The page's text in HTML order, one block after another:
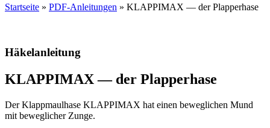
Startseite » PDF-Anleitungen » KLAPPIMAX — der Plapperhase
Häkelanleitung
KLAPPIMAX — der Plapperhase
Der Klappmaulhase KLAPPIMAX hat einen beweglichen Mund
mit beweglicher Zunge.